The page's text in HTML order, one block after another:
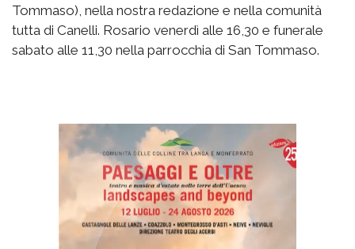
Tommaso), nella nostra redazione e nella comunità
tutta di Canelli. Rosario venerdì alle 16,30 e funerale
sabato alle 11,30 nella parrocchia di San Tommaso.